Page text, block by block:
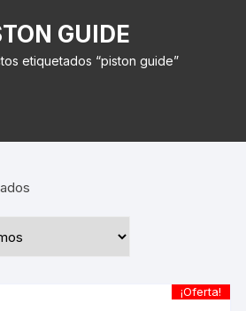
GUIDE
etiquetados “piston guide”
¡Oferta!